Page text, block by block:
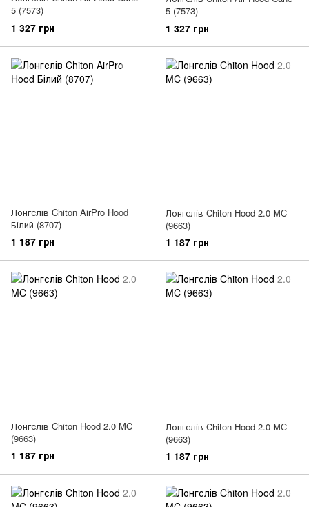
5 (7573)
1 327 грн
5 (7573)
1 327 грн
Лонгслів Chiton AirPro Hood
Білий (8707)
1 187 грн
Лонгслів Chiton Hood 2.0 MC
(9663)
1 187 грн
Лонгслів Chiton Hood 2.0 MC
(9663)
1 187 грн
Лонгслів Chiton Hood 2.0 MC
(9663)
1 187 грн